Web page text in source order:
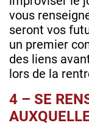
vous
seront vos
un premier
des liens
lors de la
4 – SE